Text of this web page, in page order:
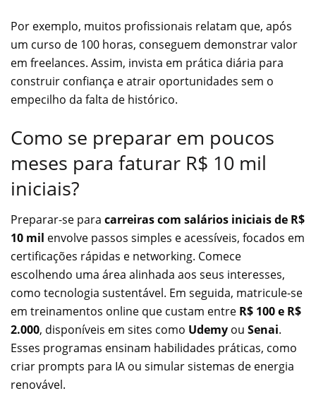
Por exemplo, muitos profissionais relatam que, após
um curso de 100 horas, conseguem demonstrar valor
em freelances. Assim, invista em prática diária para
construir confiança e atrair oportunidades sem o
empecilho da falta de histórico.
Como se preparar em poucos
meses para faturar R$ 10 mil
iniciais?
Preparar-se para carreiras com salários iniciais de R$
10 mil envolve passos simples e acessíveis, focados em
certificações rápidas e networking. Comece
escolhendo uma área alinhada aos seus interesses,
como tecnologia sustentável. Em seguida, matricule-se
em treinamentos online que custam entre R$ 100 e R$
2.000, disponíveis em sites como Udemy ou Senai.
Esses programas ensinam habilidades práticas, como
criar prompts para IA ou simular sistemas de energia
renovável.